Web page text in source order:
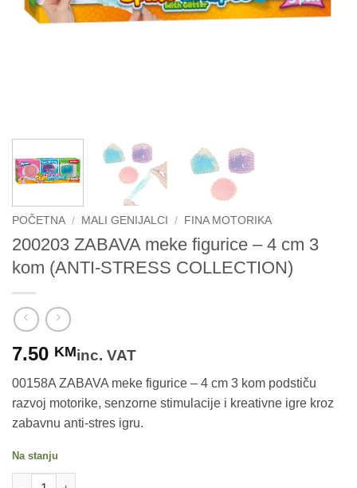
POČETNA / MALI GENIJALCI / FINA MOTORIKA
200203 ZABAVA meke figurice – 4 cm 3
kom (ANTI-STRESS COLLECTION)
7.50 KMinc. VAT
00158A ZABAVA meke figurice – 4 cm 3 kom podstiču
razvoj motorike, senzorne stimulacije i kreativne igre kroz
zabavnu anti-stres igru.
Na stanju
200203 ZABAVA meke figurice - 4 cm 3 kom (ANTI-STRESS